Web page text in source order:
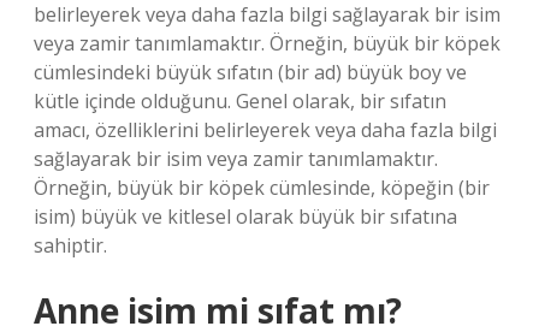
belirleyerek veya daha fazla bilgi sağlayarak bir isim
veya zamir tanımlamaktır. Örneğin, büyük bir köpek
cümlesindeki büyük sıfatın (bir ad) büyük boy ve
kütle içinde olduğunu. Genel olarak, bir sıfatın
amacı, özelliklerini belirleyerek veya daha fazla bilgi
sağlayarak bir isim veya zamir tanımlamaktır.
Örneğin, büyük bir köpek cümlesinde, köpeğin (bir
isim) büyük ve kitlesel olarak büyük bir sıfatına
sahiptir.
Anne isim mi sıfat mı?